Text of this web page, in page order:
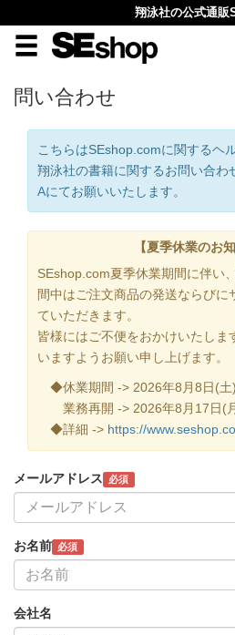
翔泳社の公式通販
問い合わせ
こちらはSEshop.comに関するヘ
翔泳社の書籍に関するお問い合わ
Aにてお願いいたします。
【夏季休業のお
SEshop.com夏季休業期間に伴い
間中はご注文商品の発送ならびに
ていただきます。
皆様にはご不便をおかけいたしま
いますようお願い申し上げます。
◆休業期間 -> 2026年8月8日(土
業務再開 -> 2026年8月17日(
◆詳細 -> https://
メールアドレス 必須
お名前 必須
会社名